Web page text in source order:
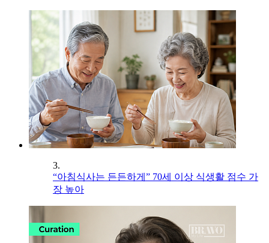
3.
“아침식사는 든든하게” 70세 이상 식생활 점수 가
장 높아